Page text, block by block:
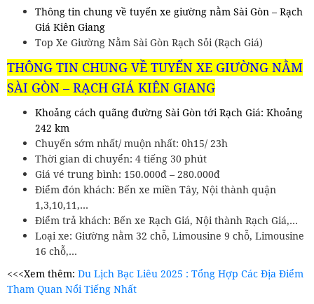
Thông tin chung về tuyến xe giường nằm Sài Gòn – Rạch
Giá Kiên Giang
Top Xe Giường Nằm Sài Gòn Rạch Sỏi (Rạch Giá)
THÔNG TIN CHUNG VỀ TUYẾN XE GIƯỜNG NẰM
SÀI GÒN – RẠCH GIÁ KIÊN GIANG
Khoảng cách quãng đường Sài Gòn tới Rạch Giá: Khoảng
242 km
Chuyến sớm nhất/ muộn nhất: 0h15/ 23h
Thời gian di chuyển: 4 tiếng 30 phút
Giá vé trung bình: 150.000đ – 280.000đ
Điểm đón khách: Bến xe miền Tây, Nội thành quận
1,3,10,11,…
Điểm trả khách: Bến xe Rạch Giá, Nội thành Rạch Giá,…
Loại xe: Giường nằm 32 chỗ, Limousine 9 chỗ, Limousine
16 chỗ,…
<<<Xem thêm: Du Lịch Bạc Liêu 2025 : Tổng Hợp Các Địa Điểm
Tham Quan Nổi Tiếng Nhất